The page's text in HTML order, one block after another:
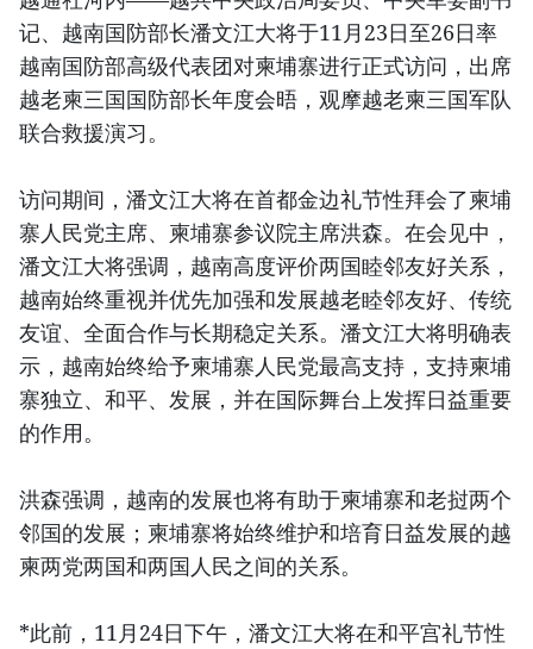
记、越南国防部长潘文江大将于11月23日至26日率
越南国防部高级代表团对柬埔寨进行正式访问，出席
越老柬三国国防部长年度会晤，观摩越老柬三国军队
联合救援演习。
访问期间，潘文江大将在首都金边礼节性拜会了柬埔
寨人民党主席、柬埔寨参议院主席洪森。在会见中，
潘文江大将强调，越南高度评价两国睦邻友好关系，
越南始终重视并优先加强和发展越老睦邻友好、传统
友谊、全面合作与长期稳定关系。潘文江大将明确表
示，越南始终给予柬埔寨人民党最高支持，支持柬埔
寨独立、和平、发展，并在国际舞台上发挥日益重要
的作用。
洪森强调，越南的发展也将有助于柬埔寨和老挝两个
邻国的发展；柬埔寨将始终维护和培育日益发展的越
柬两党两国和两国人民之间的关系。
*此前，11月24日下午，潘文江大将在和平宫礼节性